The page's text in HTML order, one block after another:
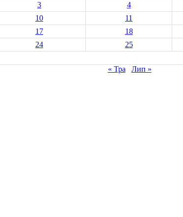
3 4
10 11
17 18
24 25
« Тра
Лип »